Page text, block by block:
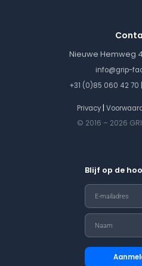
Nieuwe Hemweg
info@grip-
+31 (0)85 060 42 70 |
Privacy|
© 2016 – 2026
Blijf op de